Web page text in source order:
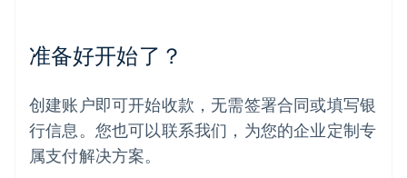
准备好开始了？
创建账户即可开始收款，无需签署合同或填写银
行信息。您也可以联系我们，为您的企业定制专
属支付解决方案。
墨西哥
EspañolEnglish
English
葡萄牙
PortuguêsEnglish
日本